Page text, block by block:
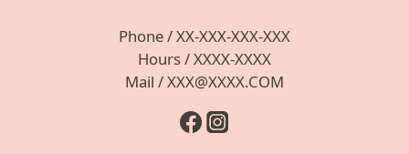
Phone / XX-XXX-XXX-XXX
Hours / XXXX-XXXX
Mail / XXX@XXXX.COM